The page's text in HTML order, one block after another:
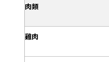
肉類
雞肉